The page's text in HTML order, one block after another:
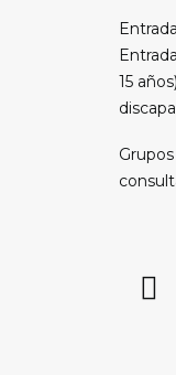
15
Grupos